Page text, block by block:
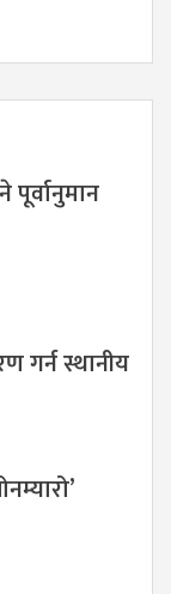
पूर्वानुमान
गर्न स्थानीय